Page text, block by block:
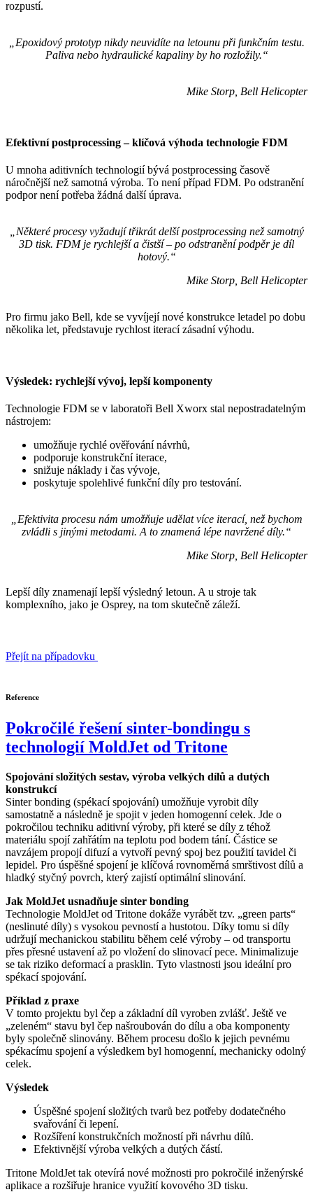
rozpustí.
„Epoxidový prototyp nikdy neuvidíte na letounu při funkčním testu.
Paliva nebo hydraulické kapaliny by ho rozložily.“
Mike Storp, Bell Helicopter
Efektivní postprocessing – klíčová výhoda technologie FDM
U mnoha aditivních technologií bývá postprocessing časově
náročnější než samotná výroba. To není případ FDM. Po odstranění
podpor není potřeba žádná další úprava.
„Některé procesy vyžadují třikrát delší postprocessing než samotný
3D tisk. FDM je rychlejší a čistší – po odstranění podpěr je díl
hotový.“
Mike Storp, Bell Helicopter
Pro firmu jako Bell, kde se vyvíjejí nové konstrukce letadel po dobu
několika let, představuje rychlost iterací zásadní výhodu.
Výsledek: rychlejší vývoj, lepší komponenty
Technologie FDM se v laboratoři Bell Xworx stal nepostradatelným
nástrojem:
umožňuje rychlé ověřování návrhů,
podporuje konstrukční iterace,
snižuje náklady i čas vývoje,
poskytuje spolehlivé funkční díly pro testování.
„Efektivita procesu nám umožňuje udělat více iterací, než bychom
zvládli s jinými metodami. A to znamená lépe navržené díly.“
Mike Storp, Bell Helicopter
Lepší díly znamenají lepší výsledný letoun. A u stroje tak
komplexního, jako je Osprey, na tom skutečně záleží.
Přejít na případovku
Reference
Pokročilé řešení sinter-bondingu s
technologií MoldJet od Tritone
Spojování složitých sestav, výroba velkých dílů a dutých
konstrukcí
Sinter bonding (spékací spojování) umožňuje vyrobit díly
samostatně a následně je spojit v jeden homogenní celek. Jde o
pokročilou techniku aditivní výroby, při které se díly z téhož
materiálu spojí zahřátím na teplotu pod bodem tání. Částice se
navzájem propojí difuzí a vytvoří pevný spoj bez použití tavidel či
lepidel. Pro úspěšné spojení je klíčová rovnoměrná smrštivost dílů a
hladký styčný povrch, který zajistí optimální slinování.
Jak MoldJet usnadňuje sinter bonding
Technologie MoldJet od Tritone dokáže vyrábět tzv. „green parts“
(neslinuté díly) s vysokou pevností a hustotou. Díky tomu si díly
udržují mechanickou stabilitu během celé výroby – od transportu
přes přesné ustavení až po vložení do slinovací pece. Minimalizuje
se tak riziko deformací a prasklin. Tyto vlastnosti jsou ideální pro
spékací spojování.
Příklad z praxe
V tomto projektu byl čep a základní díl vyroben zvlášť. Ještě ve
„zeleném“ stavu byl čep našroubován do dílu a oba komponenty
byly společně slinovány. Během procesu došlo k jejich pevnému
spékacímu spojení a výsledkem byl homogenní, mechanicky odolný
celek.
Výsledek
Úspěšné spojení složitých tvarů bez potřeby dodatečného
svařování či lepení.
Rozšíření konstrukčních možností při návrhu dílů.
Efektivnější výroba velkých a dutých částí.
Tritone MoldJet tak otevírá nové možnosti pro pokročilé inženýrské
aplikace a rozšiřuje hranice využití kovového 3D tisku.